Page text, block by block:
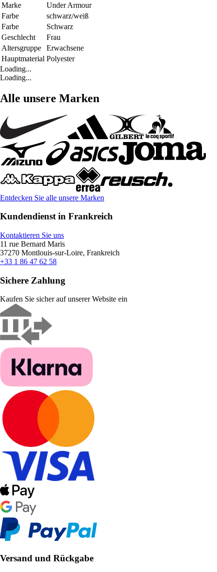
Marke
Under Armour
Farbe
schwarz/weiß
Farbe
Schwarz
Geschlecht
Frau
Altersgruppe
Erwachsene
Hauptmaterial Polyester
Loading...
Loading...
Alle unsere Marken
Entdecken Sie alle unsere Marken
Kundendienst in Frankreich
Kontaktieren Sie uns
11 rue Bernard Maris
37270 Montlouis-sur-Loire, Frankreich
+33 1 86 47 62 58
Sichere Zahlung
Kaufen Sie sicher auf unserer Website ein
Versand und Rückgabe